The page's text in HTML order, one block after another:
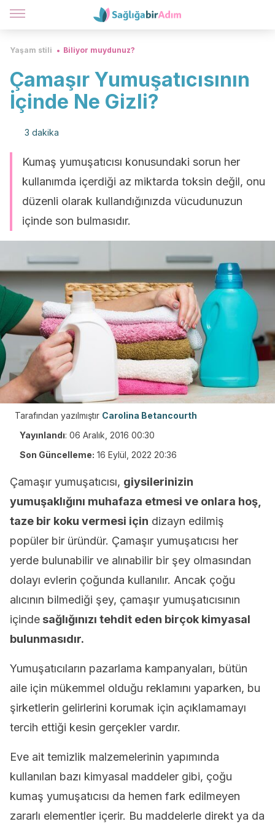
Yaşam stili Biliyor muydunuz?
Çamaşır Yumuşatıcısının
İçinde Ne Gizli?
3 dakika
Kumaş yumuşatıcısı konusundaki sorun her
kullanımda içerdiği az miktarda toksin değil, onu
düzenli olarak kullandığınızda vücudunuzun
içinde son bulmasıdır.
Tarafından yazılmıştır Carolina Betancourth
Yayınlandı: 06 Aralık, 2016 00:30
Son Güncelleme: 16 Eylül, 2022 20:36
Çamaşır yumuşatıcısı, giysilerinizin
yumuşaklığını muhafaza etmesi ve onlara hoş,
taze bir koku vermesi için dizayn edilmiş
popüler bir üründür. Çamaşır yumuşatıcısı her
yerde bulunabilir ve alınabilir bir şey olmasından
dolayı evlerin çoğunda kullanılır. Ancak çoğu
alıcının bilmediği şey, çamaşır yumuşatıcısının
içinde sağlığınızı tehdit eden birçok kimyasal
bulunmasıdır.
Yumuşatıcıların pazarlama kampanyaları, bütün
aile için mükemmel olduğu reklamını yaparken, bu
şirketlerin gelirlerini korumak için açıklamamayı
tercih ettiği kesin gerçekler vardır.
Eve ait temizlik malzemelerinin yapımında
kullanılan bazı kimyasal maddeler gibi, çoğu
kumaş yumuşatıcısı da hemen fark edilmeyen
zararlı elementler içerir. Bu maddelerle direkt ya da